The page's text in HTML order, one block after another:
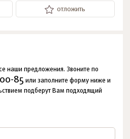
отложить
наши предложения. Звоните по
85 или заполните форму ниже и
подберут Вам подходящий